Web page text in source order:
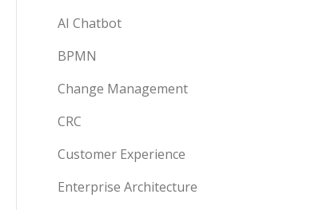
AI Chatbot
BPMN
Change Management
CRC
Customer Experience
Enterprise Architecture